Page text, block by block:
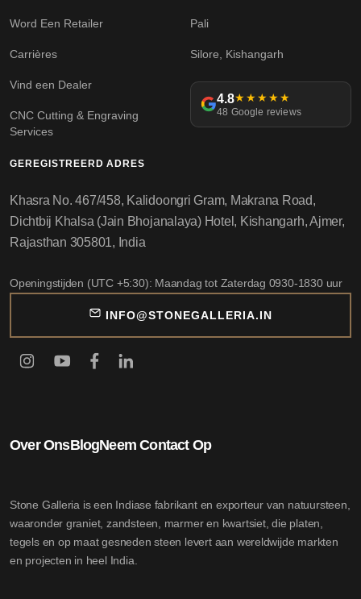
Word Een Retailer
Carrières
Vind een Dealer
CNC Cutting & Engraving
Services
Pali
Silore, Kishangarh
4.8★★★★★
48 Google reviews
Over OnsBlogNeem Contact Op
Stone Galleria is een Indiase fabrikant en exporteur van natuursteen,
waaronder graniet, zandsteen, marmer en kwartsiet, die platen,
tegels en op maat gesneden steen levert aan wereldwijde markten
en projecten in heel India.
GEREGISTREERD ADRES
Khasra No. 467/458, Kalidoongri Gram, Makrana Road,
Dichtbij Khalsa (Jain Bhojanalaya) Hotel, Kishangarh, Ajmer,
Rajasthan 305801, India
Openingstijden (UTC +5:30): Maandag tot Zaterdag 0930-1830 uur
INFO@STONEGALLERIA.IN